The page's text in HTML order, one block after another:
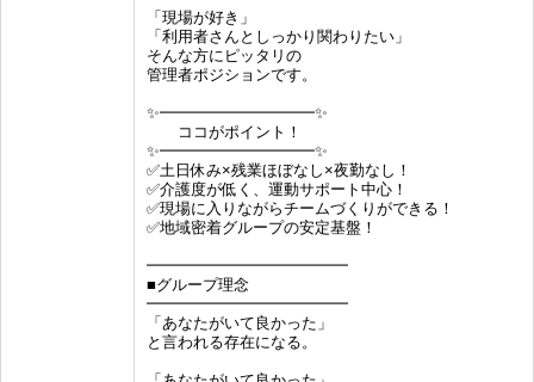
「現場が好き」
「利用者さんとしっかり関わりたい」
そんな方にピッタリの
管理者ポジションです。
✨━━━━━━━━━━✨
ココがポイント！
✨━━━━━━━━━━✨
✅土日休み×残業ほぼなし×夜勤なし！
✅介護度が低く、運動サポート中心！
✅現場に入りながらチームづくりができる！
✅地域密着グループの安定基盤！
━━━━━━━━━━━━━
■グループ理念
━━━━━━━━━━━━━
「あなたがいて良かった」
と言われる存在になる。